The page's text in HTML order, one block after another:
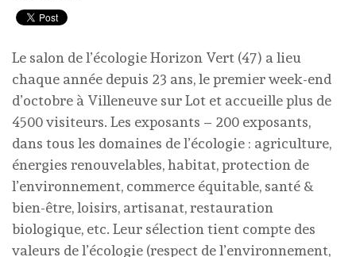
Le salon de l’écologie Horizon Vert (47) a lieu
chaque année depuis 23 ans, le premier week-end
d’octobre à Villeneuve sur Lot et accueille plus de
4500 visiteurs. Les exposants – 200 exposants,
dans tous les domaines de l’écologie : agriculture,
énergies renouvelables, habitat, protection de
l’environnement, commerce équitable, santé &
bien-être, loisirs, artisanat, restauration
biologique, etc. Leur sélection tient compte des
valeurs de l’écologie (respect de l’environnement,